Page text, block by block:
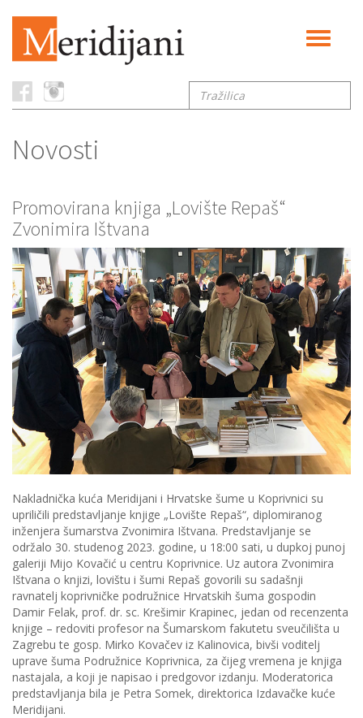
Toggle
Tražilica
Novosti
Promovirana knjiga „Lovište Repaš“
Zvonimira Ištvana
Nakladnička kuća Meridijani i Hrvatske šume u Koprivnici su
upriličili predstavljanje knjige „Lovište Repaš“, diplomiranog
inženjera šumarstva Zvonimira Ištvana. Predstavljanje se
održalo 30. studenog 2023. godine, u 18:00 sati, u dupkoj punoj
galeriji Mijo Kovačić u centru Koprivnice. Uz autora Zvonimira
Ištvana o knjizi, lovištu i šumi Repaš govorili su sadašnji
ravnatelj koprivničke podružnice Hrvatskih šuma gospodin
Damir Felak, prof. dr. sc. Krešimir Krapinec, jedan od recenzenta
knjige – redoviti profesor na Šumarskom fakutetu sveučilišta u
Zagrebu te gosp. Mirko Kovačev iz Kalinovica, bivši voditelj
uprave šuma Podružnice Koprivnica, za čijeg vremena je knjiga
nastajala, a koji je napisao i predgovor izdanju. Moderatorica
predstavljanja bila je Petra Somek, direktorica Izdavačke kuće
Meridijani.